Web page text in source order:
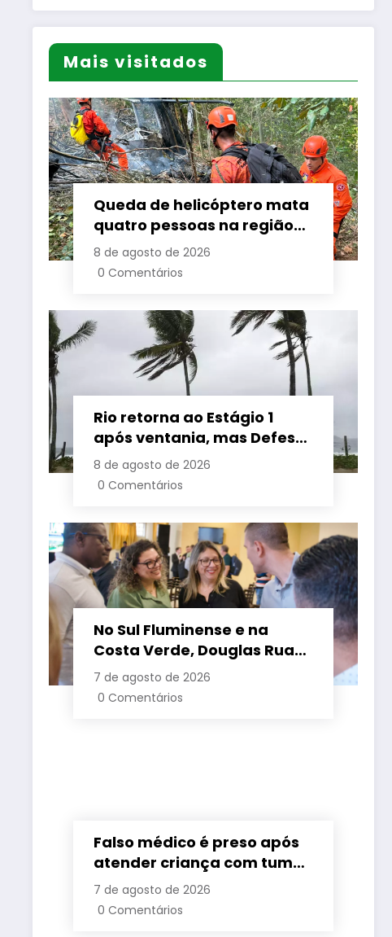
Mais visitados
Queda de helicóptero mata
quatro pessoas na região
da Vista Chinesa, no Rio
8 de agosto de 2026
0 Comentários
Rio retorna ao Estágio 1
após ventania, mas Defesa
Civil alerta para baixa
umidade e incêndios
8 de agosto de 2026
0 Comentários
No Sul Fluminense e na
Costa Verde, Douglas Ruas
apresenta propostas de
requalificação urbana
7 de agosto de 2026
0 Comentários
Falso médico é preso após
atender criança com tumor
cerebral na Baixada
Fluminense
7 de agosto de 2026
0 Comentários